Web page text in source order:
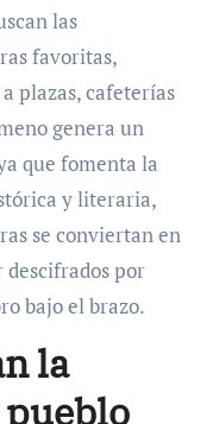
las
favoritas,
plazas, cafeterías
genera un
que fomenta la
y literaria,
se conviertan en
por
bajo el brazo.
la